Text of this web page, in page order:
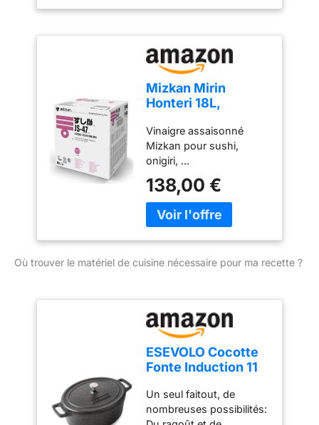
Mizkan Mirin
Honteri 18L,
Shiragiku 20L,
Vinaigre de
Céréales Suehiro
20L, Vinaigre
Mélangé JS-47 18L
et V JS-ALPHA 18L
(18L, JS-47)
Vinaigre assaisonné
Mizkan pour sushi,
onigiri, ...
138,00 €
Où trouver le matériel de cuisine nécessaire pour ma recette ?
ESEVOLO Cocotte
Fonte Induction 11
Faitout en Fonte
d’Aluminium avec
Un seul faitout, de
nombreuses possibilités: